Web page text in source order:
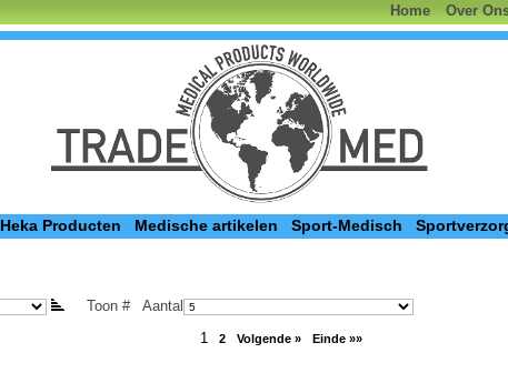
Home Over
Heka Producten Medische artikelen Sport-Medisch
Toon # Aantal
1
2 Volgende » Einde »»